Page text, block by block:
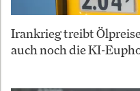
Irankrieg treibt
auch noch die KI-